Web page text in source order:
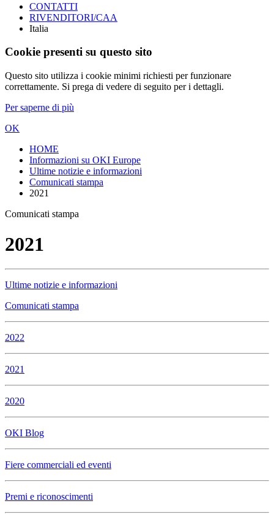
CONTATTI
RIVENDITORI/CAA
Italia
Cookie presenti su questo sito
Questo sito utilizza i cookie minimi richiesti per funzionare
correttamente. Si prega di vedere di seguito per i dettagli.
Per saperne di più
OK
HOME
Informazioni su OKI Europe
Ultime notizie e informazioni
Comunicati stampa
2021
Comunicati stampa
2021
Ultime notizie e informazioni
Comunicati stampa
2022
2021
2020
OKI Blog
Fiere commerciali ed eventi
Premi e riconoscimenti